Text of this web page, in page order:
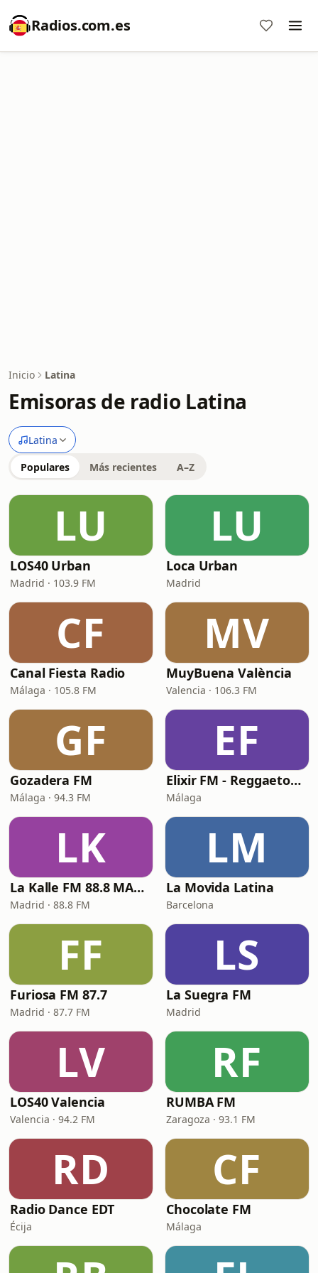
Radios.com.es
Inicio Latina
Emisoras de radio Latina
Latina
Populares Más recientes A–Z
LU
LOS40 Urban
Madrid · 103.9 FM
LU
Loca Urban
Madrid
CF
Canal Fiesta Radio
Málaga · 105.8 FM
MV
MuyBuena València
Valencia · 106.3 FM
GF
Gozadera FM
Málaga · 94.3 FM
EF
Elixir FM - Reggaeton Party
Málaga
LK
La Kalle FM 88.8 MADRID
Madrid · 88.8 FM
LM
La Movida Latina
Barcelona
FF
Furiosa FM 87.7
Madrid · 87.7 FM
LS
La Suegra FM
Madrid
LV
LOS40 Valencia
Valencia · 94.2 FM
RF
RUMBA FM
Zaragoza · 93.1 FM
RD
Radio Dance EDT
Écija
CF
Chocolate FM
Málaga